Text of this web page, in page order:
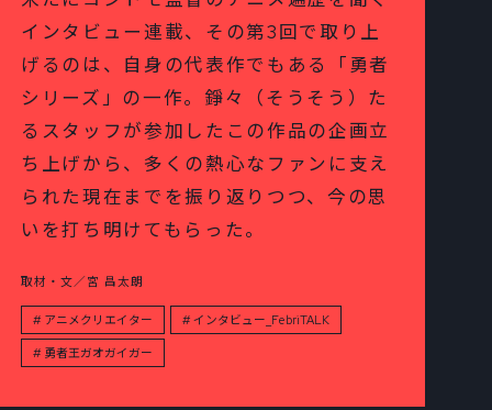
インタビュー連載、その第3回で取り上
げるのは、自身の代表作でもある「勇者
シリーズ」の一作。錚々（そうそう）た
るスタッフが参加したこの作品の企画立
ち上げから、多くの熱心なファンに支え
られた現在までを振り返りつつ、今の思
いを打ち明けてもらった。
取材・文／宮 昌太朗
アニメクリエイター インタビュー_FebriTALK
勇者王ガオガイガー